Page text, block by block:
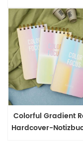
mit
Colorful Gradient
Hardcover-